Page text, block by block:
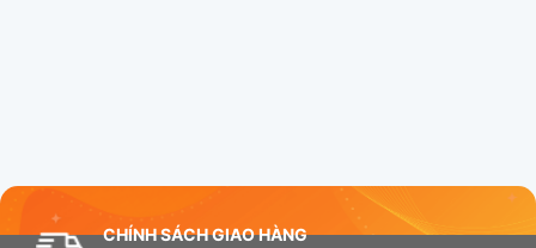
CHÍNH SÁCH GIAO HÀNG